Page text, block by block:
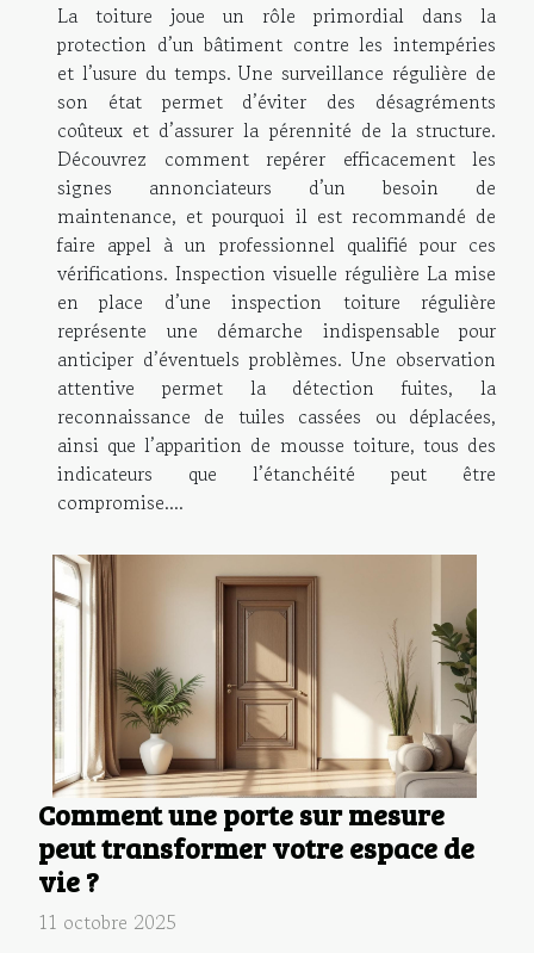
La toiture joue un rôle primordial dans la
protection d’un bâtiment contre les intempéries
et l’usure du temps. Une surveillance régulière de
son état permet d’éviter des désagréments
coûteux et d’assurer la pérennité de la structure.
Découvrez comment repérer efficacement les
signes annonciateurs d’un besoin de
maintenance, et pourquoi il est recommandé de
faire appel à un professionnel qualifié pour ces
vérifications. Inspection visuelle régulière La mise
en place d’une inspection toiture régulière
représente une démarche indispensable pour
anticiper d’éventuels problèmes. Une observation
attentive permet la détection fuites, la
reconnaissance de tuiles cassées ou déplacées,
ainsi que l’apparition de mousse toiture, tous des
indicateurs que l’étanchéité peut être
compromise....
Comment une porte sur mesure
peut transformer votre espace de
vie ?
11 octobre 2025